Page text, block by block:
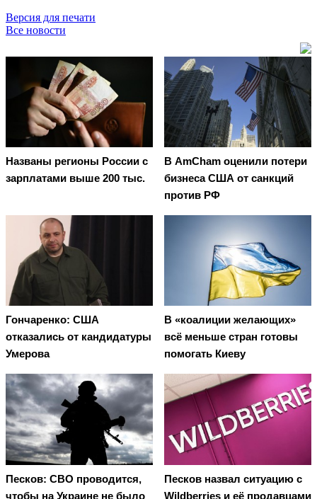
Версия для печати
Все новости
Названы регионы России с
зарплатами выше 200 тыс.
В AmCham оценили потери
бизнеса США от санкций
против РФ
Гончаренко: США
отказались от кандидатуры
Умерова
В «коалиции желающих»
всё меньше стран готовы
помогать Киеву
Песков: СВО проводится,
чтобы на Украине не было
Песков назвал ситуацию с
Wildberries и её продавцами